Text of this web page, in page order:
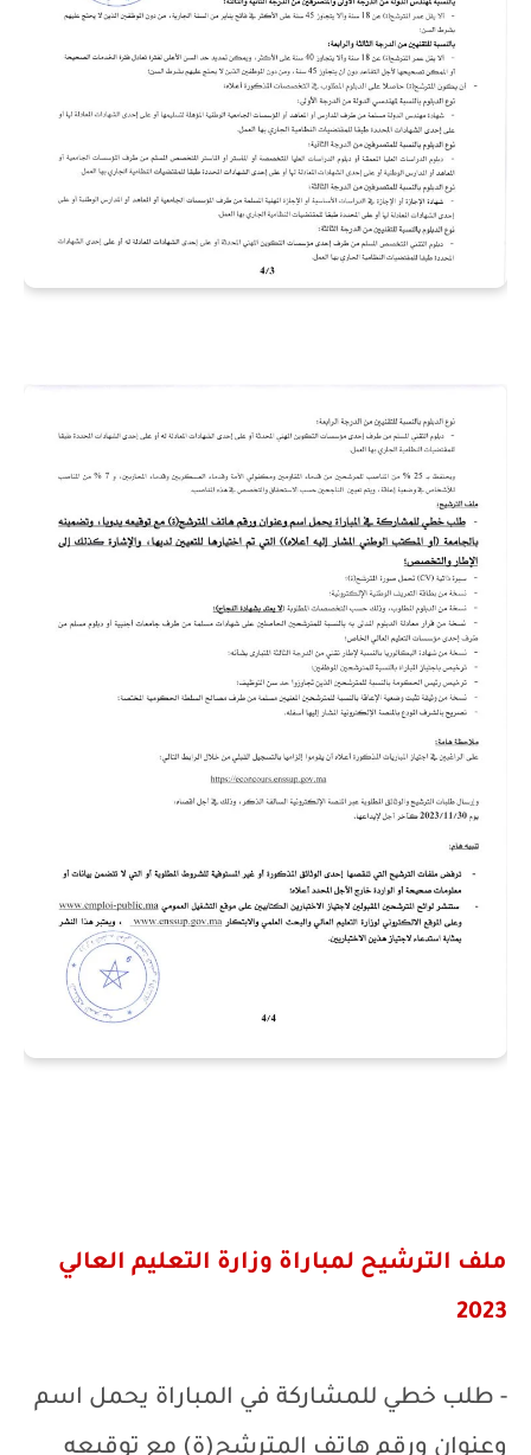
ملف الترشيح لمباراة وزارة التعليم العالي
2023
- طلب خطي للمشاركة في المباراة يحمل اسم
وعنوان ورقم هاتف المترشح(ة) مع توقيعه